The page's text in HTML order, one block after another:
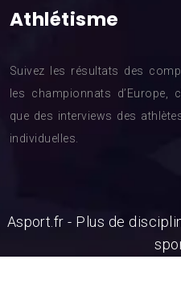
Athlétisme
Suivez les résultats des
les championnats
que des interviews des
individuelles.
Asport.fr - Plus de